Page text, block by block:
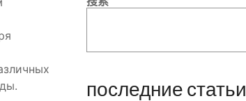
последние статьи